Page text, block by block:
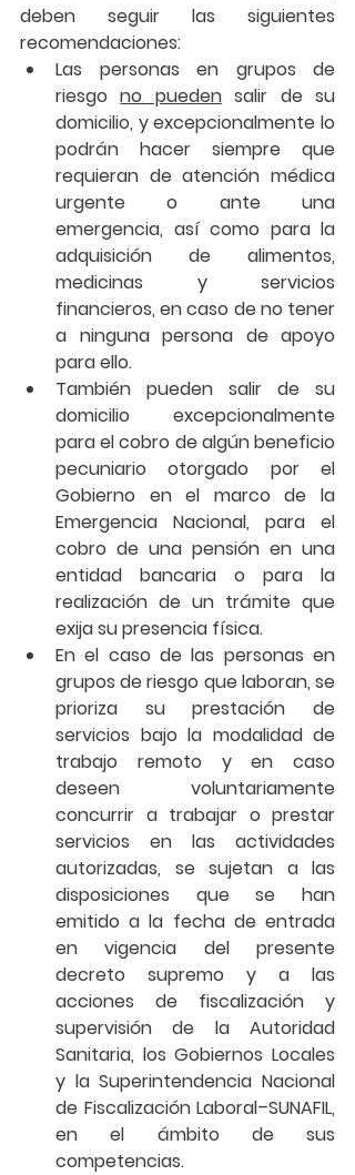
deben seguir las siguientes
recomendaciones:
Las personas en grupos de
riesgo no pueden salir de su
domicilio, y excepcionalmente lo
podrán hacer siempre que
requieran de atención médica
urgente o ante una
emergencia, así como para la
adquisición de alimentos,
medicinas y servicios
financieros, en caso de no tener
a ninguna persona de apoyo
para ello.
También pueden salir de su
domicilio excepcionalmente
para el cobro de algún beneficio
pecuniario otorgado por el
Gobierno en el marco de la
Emergencia Nacional, para el
cobro de una pensión en una
entidad bancaria o para la
realización de un trámite que
exija su presencia física.
En el caso de las personas en
grupos de riesgo que laboran, se
prioriza su prestación de
servicios bajo la modalidad de
trabajo remoto y en caso
deseen voluntariamente
concurrir a trabajar o prestar
servicios en las actividades
autorizadas, se sujetan a las
disposiciones que se han
emitido a la fecha de entrada
en vigencia del presente
decreto supremo y a las
acciones de fiscalización y
supervisión de la Autoridad
Sanitaria, los Gobiernos Locales
y la Superintendencia Nacional
de Fiscalización Laboral–SUNAFIL,
en el ámbito de sus
competencias.